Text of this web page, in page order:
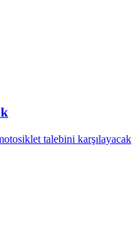
talebini karşılayacak